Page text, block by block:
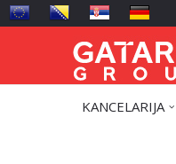
KANCELARIJA